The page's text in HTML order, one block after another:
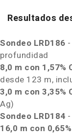
Resultados
Sondeo LRD186
profundidad
8,0 m con 1,57%
desde 123 m,
3,0 m con 3,35%
Ag)
Sondeo LRD184
16,0 m con